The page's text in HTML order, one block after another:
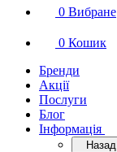
0 Вибране
0 Кошик
Бренди
Акції
Послуги
Блог
Інформація
Назад